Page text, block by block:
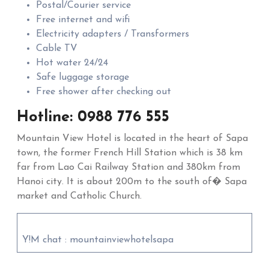
Postal/Courier service
Free internet and wifi
Electricity adapters / Transformers
Cable TV
Hot water 24/24
Safe luggage storage
Free shower after checking out
Hotline: 0988 776 555
Mountain View Hotel is located in the heart of Sapa
town, the former French Hill Station which is 38 km
far from Lao Cai Railway Station and 380km from
Hanoi city. It is about 200m to the south of� Sapa
market and Catholic Church.
Y!M chat : mountainviewhotelsapa